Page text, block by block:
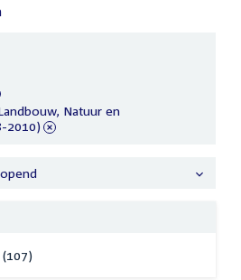
Natuur en
2010)
(107)